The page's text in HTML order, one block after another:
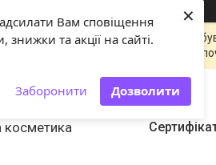
Вам сповіщення
та акції на сайті.
Заборонити Дозволити
×
по 18 серпня наша команда
оброблені
косметика
Головна